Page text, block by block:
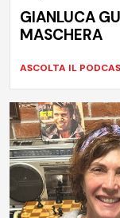
GIANLUCA
MASCHERA
ASCOLTA IL